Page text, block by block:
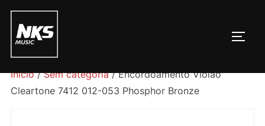
Pular
para
conteúdo
Início/Sem categoria/ Encordoamento Violão
Cleartone 7412 012-053 Phosphor Bronze